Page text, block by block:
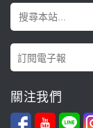
Search
for:
關注我們